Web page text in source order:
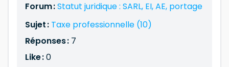
Forum :Statut juridique : SARL, EI, AE, portage
Sujet : Taxe professionnelle (10)
Réponses : 7
Like :0